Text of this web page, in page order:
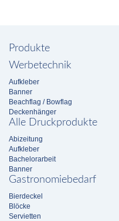
Produkte
Werbetechnik
Aufkleber
Banner
Beachflag / Bowflag
Deckenhänger
Alle Druckprodukte
Abizeitung
Aufkleber
Bachelorarbeit
Banner
Gastronomiebedarf
Bierdeckel
Blöcke
Servietten